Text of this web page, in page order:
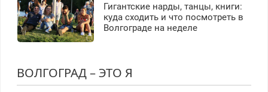
Гигантские нарды, танцы, книги:
куда сходить и что посмотреть в
Волгограде на неделе
ВОЛГОГРАД – ЭТО Я